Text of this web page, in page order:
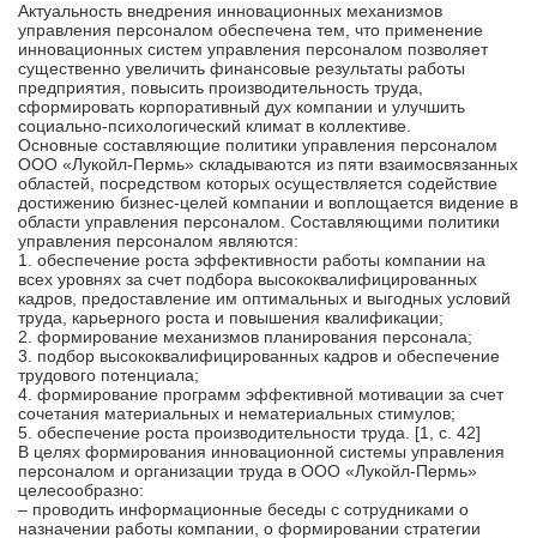
Актуальность внедрения инновационных механизмов
управления персоналом обеспечена тем, что применение
инновационных систем управления персоналом позволяет
существенно увеличить финансовые результаты работы
предприятия, повысить производительность труда,
сформировать корпоративный дух компании и улучшить
социально-психологический климат в коллективе.
Основные составляющие политики управления персоналом
ООО «Лукойл-Пермь» складываются из пяти взаимосвязанных
областей, посредством которых осуществляется содействие
достижению бизнес-целей компании и воплощается видение в
области управления персоналом. Составляющими политики
управления персоналом являются:
1. обеспечение роста эффективности работы компании на
всех уровнях за счет подбора высококвалифицированных
кадров, предоставление им оптимальных и выгодных условий
труда, карьерного роста и повышения квалификации;
2. формирование механизмов планирования персонала;
3. подбор высококвалифицированных кадров и обеспечение
трудового потенциала;
4. формирование программ эффективной мотивации за счет
сочетания материальных и нематериальных стимулов;
5. обеспечение роста производительности труда. [1, c. 42]
В целях формирования инновационной системы управления
персоналом и организации труда в ООО «Лукойл-Пермь»
целесообразно:
– проводить информационные беседы с сотрудниками о
назначении работы компании, о формировании стратегии